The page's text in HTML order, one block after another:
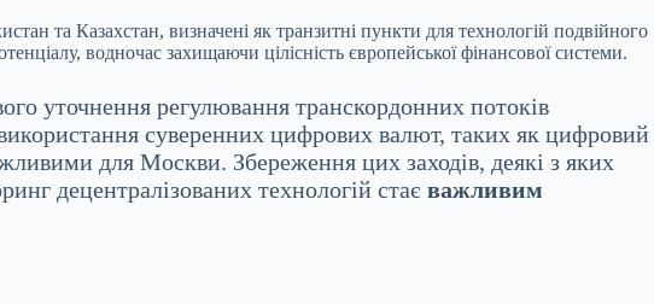
та Казахстан, визначені як транзитні пункти для технологій подвійного
водночас захищаючи цілісність європейської фінансової системи.
уточнення регулювання транскордонних потоків
суверенних цифрових валют, таких як цифровий
для Москви. Збереження цих заходів, деякі з яких
децентралізованих технологій стає важливим